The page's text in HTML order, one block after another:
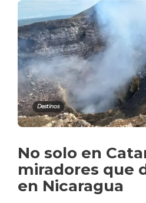
Destinos
No solo en
miradores que
en Nicaragua